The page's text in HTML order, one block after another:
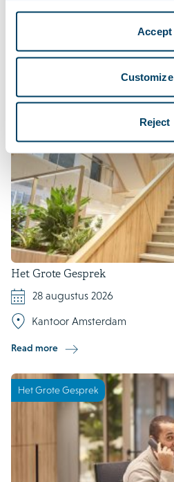
Accept
Customize
Reject
Aankomende evenementen
Het Grote Gesprek
28 augustus 2026
Kantoor Amsterdam
Read more
Het Grote Gesprek